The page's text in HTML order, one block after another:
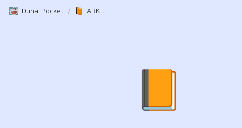
Duna-Pocket / ARKit